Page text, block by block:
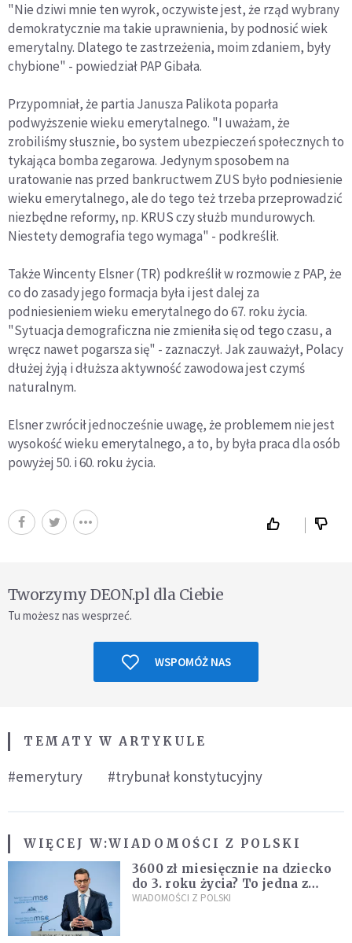
"Nie dziwi mnie ten wyrok, oczywiste jest, że rząd wybrany
demokratycznie ma takie uprawnienia, by podnosić wiek
emerytalny. Dlatego te zastrzeżenia, moim zdaniem, były
chybione" - powiedział PAP Gibała.
Przypomniał, że partia Janusza Palikota poparła
podwyższenie wieku emerytalnego. "I uważam, że
zrobiliśmy słusznie, bo system ubezpieczeń społecznych to
tykająca bomba zegarowa. Jedynym sposobem na
uratowanie nas przed bankructwem ZUS było podniesienie
wieku emerytalnego, ale do tego też trzeba przeprowadzić
niezbędne reformy, np. KRUS czy służb mundurowych.
Niestety demografia tego wymaga" - podkreślił.
Także Wincenty Elsner (TR) podkreślił w rozmowie z PAP, że
co do zasady jego formacja była i jest dalej za
podniesieniem wieku emerytalnego do 67. roku życia.
"Sytuacja demograficzna nie zmieniła się od tego czasu, a
wręcz nawet pogarsza się" - zaznaczył. Jak zauważył, Polacy
dłużej żyją i dłuższa aktywność zawodowa jest czymś
naturalnym.
Elsner zwrócił jednocześnie uwagę, że problemem nie jest
wysokość wieku emerytalnego, a to, by była praca dla osób
powyżej 50. i 60. roku życia.
Tworzymy DEON.pl dla Ciebie
Tu możesz nas wesprzeć.
WSPOMÓŻ NAS
TEMATY W ARTYKULE
#emerytury #trybunał konstytucyjny
WIĘCEJ W:WIADOMOŚCI Z POLSKI
3600 zł miesięcznie na dziecko
do 3. roku życia? To jedna z
propozycji programu "Rozwój
WIADOMOŚCI Z POLSKI